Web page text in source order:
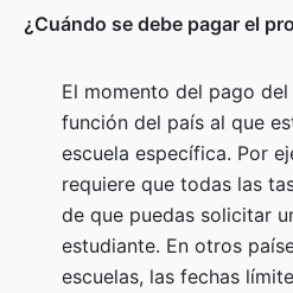
¿Cuándo se debe pagar el
El momento del pago
función del país al que
escuela específica. Por
requiere que todas las
de que puedas solicitar
estudiante. En otros
escuelas, las fechas